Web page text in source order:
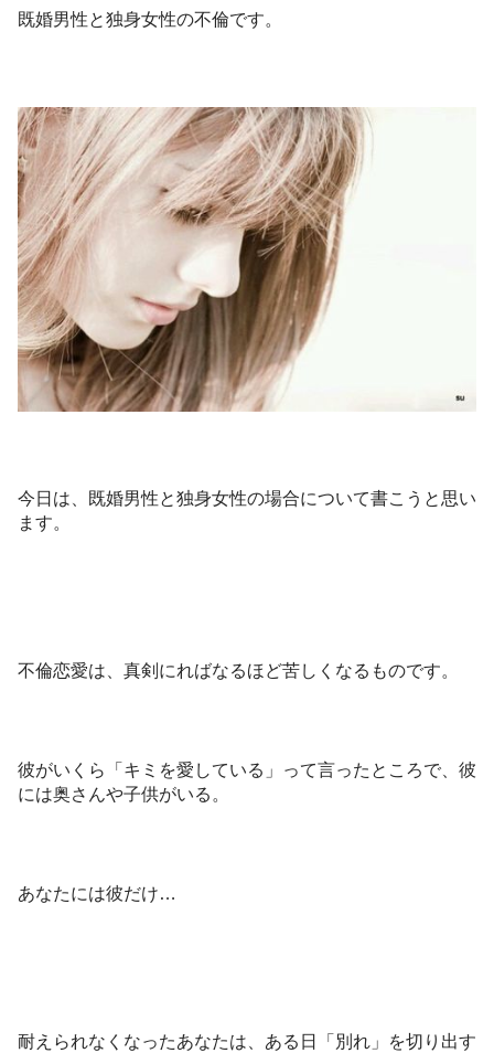
プライモーディア・アクティベーション金運上昇
スーパーサイキック講座
個人ビジネスサポート・コンサル
無料ニュースレター💖
既婚男性と独身女性の不倫です。
今日は、既婚男性と独身女性の場合について書こうと思い
ます。
不倫恋愛は、真剣にればなるほど苦しくなるものです。
彼がいくら「キミを愛している」って言ったところで、彼
には奥さんや子供がいる。
あなたには彼だけ…
耐えられなくなったあなたは、ある日「別れ」を切り出す